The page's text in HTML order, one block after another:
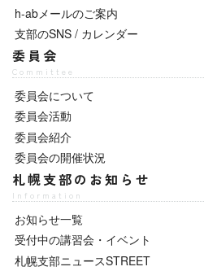
h-abメールのご案内
支部のSNS / カレンダー
委員会
Committee
委員会について
委員会活動
委員会紹介
委員会の開催状況
札幌支部のお知らせ
Information
お知らせ一覧
受付中の講習会・イベント
札幌支部ニュースSTREET